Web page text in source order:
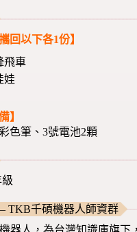
回以下各1份】
飛車
娃
】
色筆、3號電池2顆
TKB千碩機器人師資群
器人，為台灣知識庫旗下